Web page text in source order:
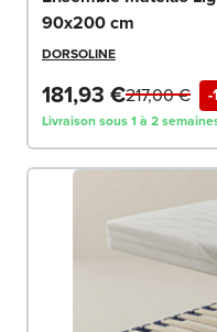
90x200 cm
DORSOLINE
181,93 € -
217,00 €
Livraison sous 1 à 2